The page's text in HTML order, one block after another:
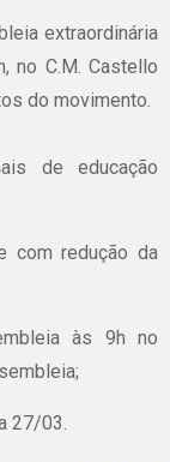
extraordinária
no C.M. Castello
do movimento.
de educação
com redução da
às 9h no
27/03.